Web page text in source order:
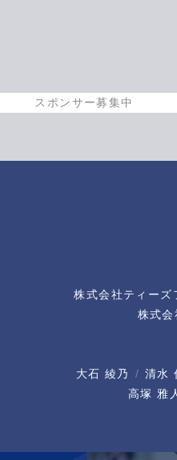
スポンサー募集中
株式会社ティーズ
株式
大石 綾乃 清水
高塚 雅